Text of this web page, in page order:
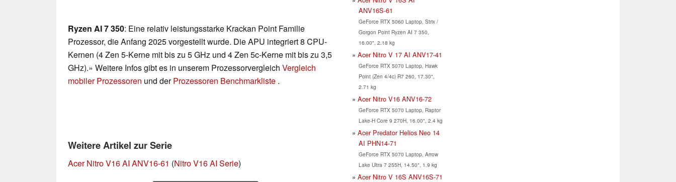
Ryzen AI 7 350: Eine relativ leistungsstarke Krackan Point Familie
Prozessor, die Anfang 2025 vorgestellt wurde. Die APU integriert 8 CPU-
Kernen (4 Zen 5-Kerne mit bis zu 5 GHz und 4 Zen 5c-Kerne mit bis zu 3,5
GHz).» Weitere Infos gibt es in unserem Prozessorvergleich Vergleich
mobiler Prozessoren und derProzessoren Benchmarkliste .
Weitere Artikel zur Serie
Acer Nitro V16 AI ANV16-61 (Nitro V16 AI Serie)
ANV16S-61
GeForce RTX 5060 Laptop, Strix /
Gorgon Point Ryzen AI 7 350,
16.00", 2.18 kg
Acer Nitro V 17 AI ANV17-41
GeForce RTX 5070 Laptop, Hawk
Point (Zen 4/4c) R7 260, 17.30",
2.71 kg
Acer Nitro V16 ANV16-72
GeForce RTX 5070 Laptop, Raptor
Lake-H Core 9 270H, 16.00", 2.4 kg
Acer Predator Helios Neo 14
AI PHN14-71
GeForce RTX 5070 Laptop, Arrow
Lake Ultra 7 255H, 14.50", 1.9 kg
Acer Nitro V 16S ANV16S-71